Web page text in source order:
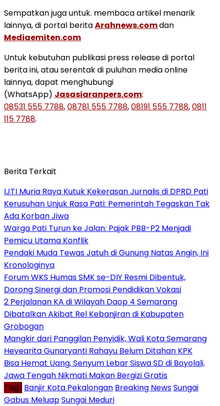
Sempatkan juga untuk. membaca artikel menarik
lainnya, di portal beritaArahnews.comdan
Mediaemiten.com
Untuk kebutuhan publikasi press release di portal
berita ini, atau serentak di puluhan media online
lainnya, dapat menghubungi
(WhatsApp) Jasasiaranpers.com:
08531 555 7788,08781 555 7788,08191 555 7788,0811
115 7788.
Berita Terkait
IJTI Muria Raya Kutuk Kekerasan Jurnalis di DPRD Pati
Kerusuhan Unjuk Rasa Pati: Pemerintah Tegaskan Tak
Ada Korban Jiwa
Warga Pati Turun ke Jalan: Pajak PBB-P2 Menjadi
Pemicu Utama Konflik
Pendaki Muda Tewas Jatuh di Gunung Natas Angin, Ini
Kronologinya
Forum WKS Humas SMK se-DIY Resmi Dibentuk,
Dorong Sinergi dan Promosi Pendidikan Vokasi
2 Perjalanan KA di Wilayah Daop 4 Semarang
Dibatalkan Akibat Rel Kebanjiran di Kabupaten
Grobogan
Mangkir dari Panggilan Penyidik, Wali Kota Semarang
Hevearita Gunaryanti Rahayu Belum Ditahan KPK
Bisa Hemat Uang, Senyum Lebar Siswa SD di Boyolali,
Jawa Tengah Nikmati Makan Bergizi Gratis
Tag : Banjir Kota Pekalongan Breaking NewsSungai
Gabus MeluapSungai Meduri